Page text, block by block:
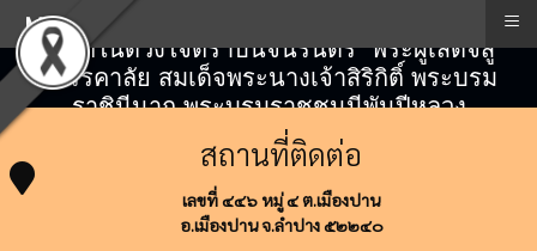
"สถิตในดวงใจตราบนิจนิรันดร์" พระผู้เสด็จสู่
สวรรคาลัย สมเด็จพระนางเจ้าสิริกิติ์ พระบรม
ราชินีนาถ พระบรมราชชนนีพันปีหลวง
สถานที่ติดต่อ
เลขที่ ๔๔๖ หมู่ ๔ ต.เมืองปาน
อ.เมืองปาน จ.ลำปาง ๕๒๒๔๐
Menu ≡